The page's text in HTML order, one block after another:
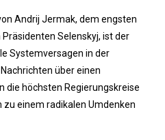
Andrij Jermak, dem engsten
Selenskyj, ist der
Systemversagen in der
über einen
die höchsten Regierungskreise
einem radikalen Umdenken